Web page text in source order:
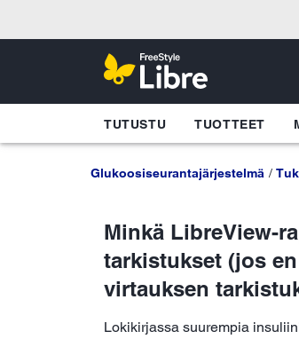
TUTUSTU TUOTTEET
Glukoosiseurantajärjestelmä
Minkä LibreView-
tarkistukset (jos
virtauksen
Lokikirjassa suurempia